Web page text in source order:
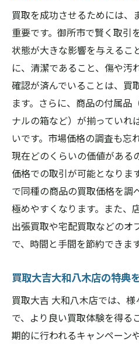
買取大吉大和八木
メリット
御所市で買取を依
と
買取大吉大和八木
活用
御所市の買取店を
ユーザーの声から
御所市での買取に
買取大吉大和八木店が
取方法
御所市で高価買取
買取大吉大和八木店
御所市での買取にお
買取大吉大和八木
な査定方法
御所市での買取に
買取を成功させるためには、
重要です。御所市で賢く取引
状態が大きな影響を与えるこ
に、清潔であること、傷や汚
確認が済んでいることは、買
ます。さらに、商品の付属品
ナルの箱など）が揃っていれ
いです。市場価格の調査も忘
現在どのくらいの価値がある
価格での取引が可能となりま
で同種の商品の買取価格を調
極めやすくなります。また、
出張買取や宅配買取などのオ
で、時間と手間を節約できます
買取大吉大和八木店の特典
買取大吉 大和八木店では、
で、より良い買取体験を得る
期的に行われるキャンペーン